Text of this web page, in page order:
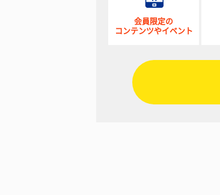
会員限定の
コンテンツやイベント